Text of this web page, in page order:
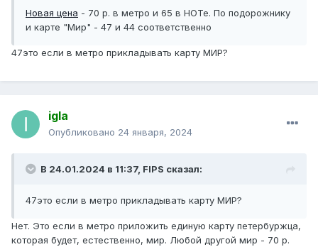
Новая цена - 70 р. в метро и 65 в НОТе. По подорожнику
и карте "Мир" - 47 и 44 соответственно
47это если в метро прикладывать карту МИР?
igla
Опубликовано 24 января, 2024
В 24.01.2024 в 11:37, FIPS сказал:
47это если в метро прикладывать карту МИР?
Нет. Это если в метро приложить единую карту петербуржца,
которая будет, естественно, мир. Любой другой мир - 70 р.